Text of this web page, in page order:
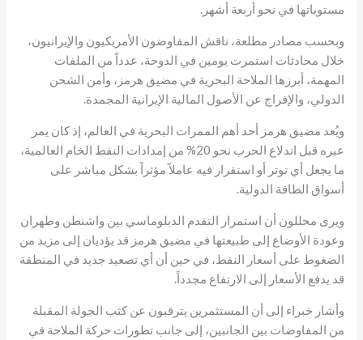
مستوياتها في نحو أربعة أشهر.
وبحسب مصادر مطلعة، ناقش المفاوضون الأمريكيون والإيرانيون،
خلال محادثات استمرت يومين في الدوحة، عدداً من الملفات
المهمة، أبرزها الملاحة البحرية في مضيق هرمز، وأمن الشحن
الدولي، والإفراج عن الأصول المالية الإيرانية المجمدة.
ويُعد مضيق هرمز أحد أهم الممرات البحرية في العالم، إذ كان يمر
عبره قبل اندلاع الحرب نحو 20% من إمدادات النفط الخام العالمية،
ما يجعل أي توتر أو استقرار فيه عاملاً مؤثراً بشكل مباشر على
أسواق الطاقة الدولية.
ويرى محللون أن استمرار التقدم الدبلوماسي بين واشنطن وطهران
وعودة الأوضاع إلى طبيعتها في مضيق هرمز قد يؤديان إلى مزيد من
الضغوط على أسعار النفط، في حين أن أي تصعيد جديد في المنطقة
قد يدفع الأسعار إلى الارتفاع مجدداً.
وأشار خبراء إلى أن المستثمرين يترقبون عن كثب الجولة المقبلة
من المفاوضات بين الجانبين، إلى جانب تطورات حركة الملاحة في